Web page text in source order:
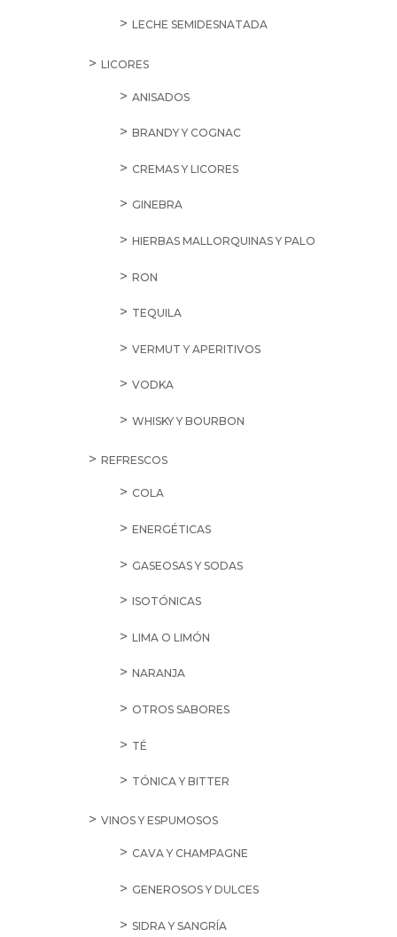
LECHE SEMIDESNATADA
LICORES
ANISADOS
BRANDY Y COGNAC
CREMAS Y LICORES
GINEBRA
HIERBAS MALLORQUINAS Y PALO
RON
TEQUILA
VERMUT Y APERITIVOS
VODKA
WHISKY Y BOURBON
REFRESCOS
COLA
ENERGÉTICAS
GASEOSAS Y SODAS
ISOTÓNICAS
LIMA O LIMÓN
NARANJA
OTROS SABORES
TÉ
TÓNICA Y BITTER
VINOS Y ESPUMOSOS
CAVA Y CHAMPAGNE
GENEROSOS Y DULCES
SIDRA Y SANGRÍA